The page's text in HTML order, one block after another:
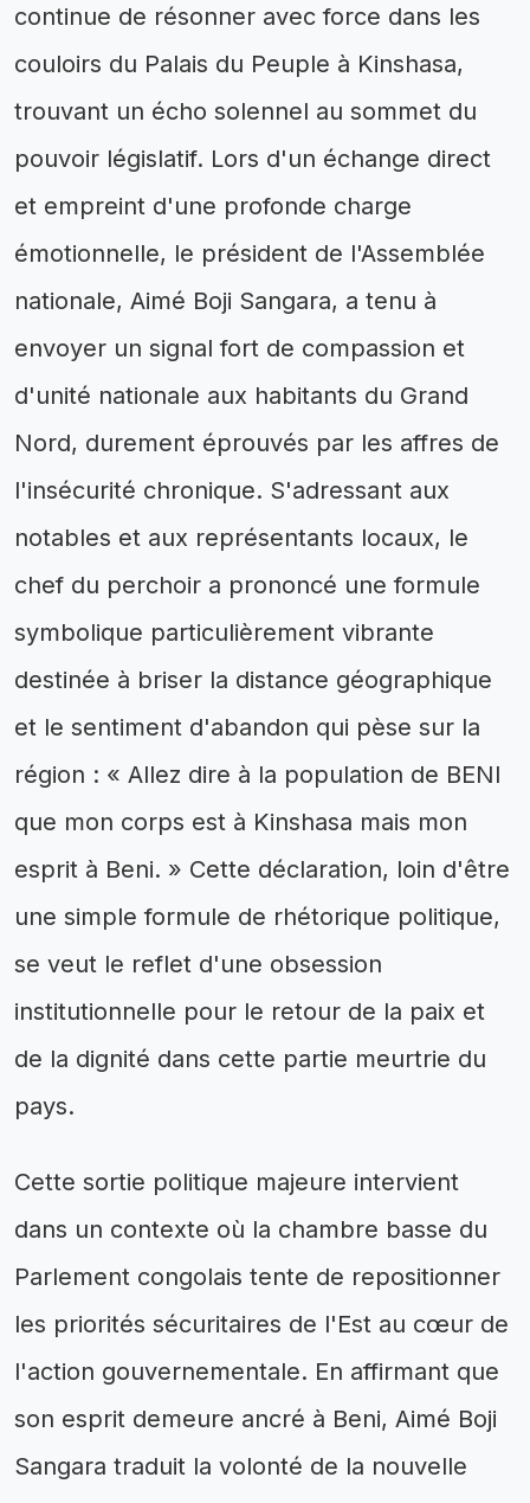
continue de résonner avec force dans les
couloirs du Palais du Peuple à Kinshasa,
trouvant un écho solennel au sommet du
pouvoir législatif. Lors d'un échange direct
et empreint d'une profonde charge
émotionnelle, le président de l'Assemblée
nationale, Aimé Boji Sangara, a tenu à
envoyer un signal fort de compassion et
d'unité nationale aux habitants du Grand
Nord, durement éprouvés par les affres de
l'insécurité chronique. S'adressant aux
notables et aux représentants locaux, le
chef du perchoir a prononcé une formule
symbolique particulièrement vibrante
destinée à briser la distance géographique
et le sentiment d'abandon qui pèse sur la
région : « Allez dire à la population de BENI
que mon corps est à Kinshasa mais mon
esprit à Beni. » Cette déclaration, loin d'être
une simple formule de rhétorique politique,
se veut le reflet d'une obsession
institutionnelle pour le retour de la paix et
de la dignité dans cette partie meurtrie du
pays.
Cette sortie politique majeure intervient
dans un contexte où la chambre basse du
Parlement congolais tente de repositionner
les priorités sécuritaires de l'Est au cœur de
l'action gouvernementale. En affirmant que
son esprit demeure ancré à Beni, Aimé Boji
Sangara traduit la volonté de la nouvelle